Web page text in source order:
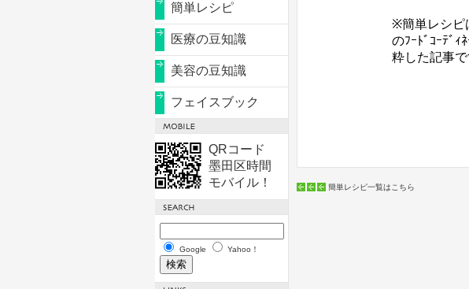
簡単レシピ
医療の豆知識
美容の豆知識
フェイスブック
QRコード
墨田区時間
モバイル！
Google Yahoo！
※簡単レシピ
のﾌｰﾄﾞｺｰﾃﾞ
粋した記事で
簡単レシピ一覧はこちら